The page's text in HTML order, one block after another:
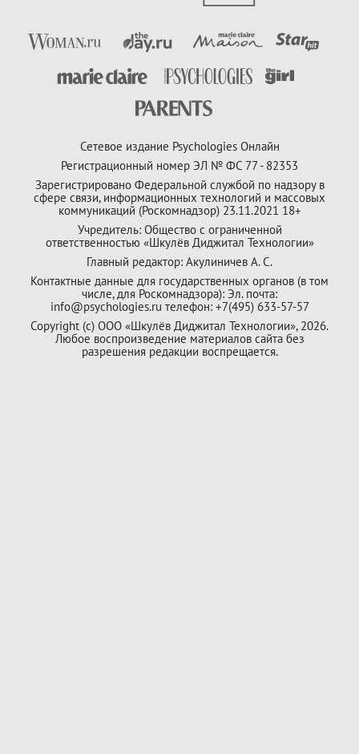
Сетевое издание Psychologies Онлайн
Регистрационный номер ЭЛ № ФС 77 - 82353
Зарегистрировано Федеральной службой по надзору в
сфере связи, информационных технологий и массовых
коммуникаций (Роскомнадзор) 23.11.2021 18+
Учредитель: Общество с ограниченной
ответственностью «Шкулёв Диджитал Технологии»
Главный редактор: Акулиничев А. С.
Контактные данные для государственных органов (в том
числе, для Роскомнадзора): Эл. почта:
info@psychologies.ru телефон: +7(495) 633-57-57
Copyright (с) ООО «Шкулёв Диджитал Технологии», 2026.
Любое воспроизведение материалов сайта без
разрешения редакции воспрещается.